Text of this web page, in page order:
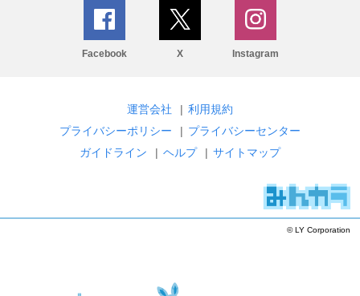
Facebook X Instagram
運営会社 | 利用規約
プライバシーポリシー
| プライバシーセンター
ガイドライン
| ヘルプ | サイトマップ
© LY Corporation